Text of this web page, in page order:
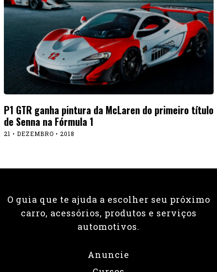
P1 GTR ganha pintura da McLaren do primeiro título
de Senna na Fórmula 1
21 • DEZEMBRO • 2018
O guia que te ajuda a escolher seu próximo
carro, acessórios, produtos e serviços
automotivos.
Anuncie